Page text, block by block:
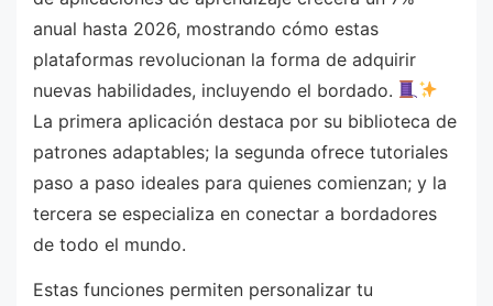
anual hasta 2026, mostrando cómo estas
plataformas revolucionan la forma de adquirir
nuevas habilidades, incluyendo el bordado.
La primera aplicación destaca por su biblioteca de
patrones adaptables; la segunda ofrece tutoriales
paso a paso ideales para quienes comienzan; y la
tercera se especializa en conectar a bordadores
de todo el mundo.
Estas funciones permiten personalizar tu